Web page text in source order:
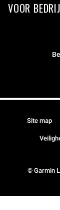
VOOR
© Garmin
Site map